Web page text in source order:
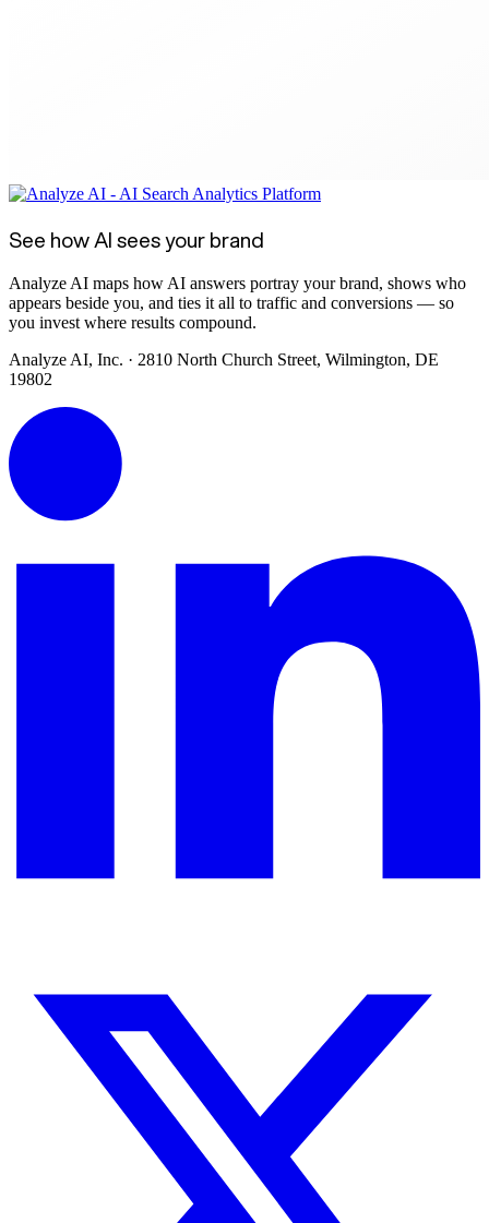
See how AI sees your brand
Analyze AI maps how AI answers portray your brand, shows who
appears beside you, and ties it all to traffic and conversions — so
you invest where results compound.
Analyze AI, Inc. · 2810 North Church Street, Wilmington, DE
19802